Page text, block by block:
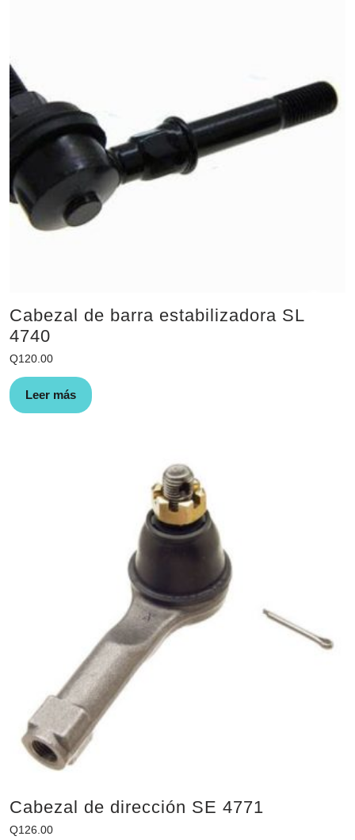
Cabezal de barra estabilizadora SL
4740
Q120.00
Leer más
Cabezal de dirección SE 4771
Q126.00